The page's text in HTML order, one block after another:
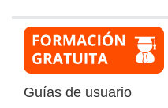
Guías de usuario